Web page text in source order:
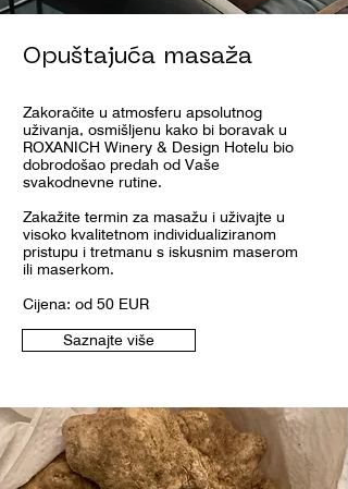
Opuštajuća masaža
Zakoračite u atmosferu apsolutnog
uživanja, osmišljenu kako bi boravak u
ROXANICH Winery & Design Hotelu bio
dobrodošao predah od Vaše
svakodnevne rutine.
Zakažite termin za masažu i uživajte u
visoko kvalitetnom individualiziranom
pristupu i tretmanu s iskusnim maserom
ili maserkom.
Cijena: od 50 EUR
Saznajte više